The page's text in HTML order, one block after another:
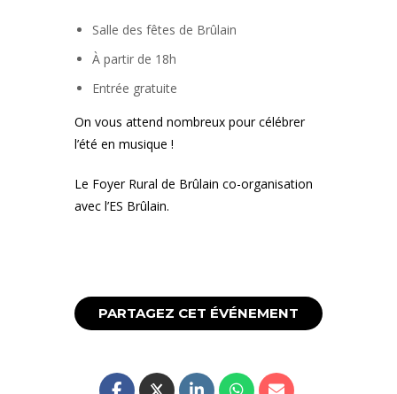
Salle des fêtes de Brûlain
À partir de 18h
Entrée gratuite
On vous attend nombreux pour célébrer
l’été en musique !
Le Foyer Rural de Brûlain co-organisation
avec l’ES Brûlain.
PARTAGEZ CET ÉVÉNEMENT